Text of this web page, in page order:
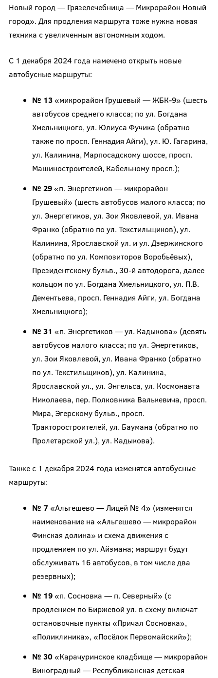
Новый город — Грязелечебница — Микрорайон Новый
город». Для продления маршрута тоже нужна новая
техника с увеличенным автономным ходом.
С 1 декабря 2024 года намечено открыть новые
автобусные маршруты:
№ 13«микрорайон Грушевый — ЖБК-9» (шесть
автобусов среднего класса; по ул. Богдана
Хмельницкого, ул. Юлиуса Фучика (обратно
также по просп. Геннадия Айги), ул. Ю. Гагарина,
ул. Калинина, Марпосадскому шоссе, просп.
Машиностроителей, Кабельному просп.);
№ 29«п. Энергетиков — микрорайон
Грушевый» (шесть автобусов малого класса; по
ул. Энергетиков, ул. Зои Яковлевой, ул. Ивана
Франко (обратно по ул. Текстильщиков), ул.
Калинина, Ярославской ул. и ул. Дзержинского
(обратно по ул. Композиторов Воробьёвых),
Президентскому бульв., 30-й автодорога, далее
кольцом по ул. Богдана Хмельницкого, ул. П.В.
Дементьева, просп. Геннадия Айги, ул. Богдана
Хмельницкого);
№ 31 «п. Энергетиков — ул. Кадыкова» (девять
автобусов малого класса; по ул. Энергетиков,
ул. Зои Яковлевой, ул. Ивана Франко (обратно
по ул. Текстильщиков), ул. Калинина,
Ярославской ул., ул. Энгельса, ул. Космонавта
Николаева, пер. Полковника Валькевича, просп.
Мира, Эгерскому бульв., просп.
Тракторостроителей, ул. Баумана (обратно по
Пролетарской ул.), ул. Кадыкова).
Также с 1 декабря 2024 года изменятся автобусные
маршруты:
№ 7 «Альгешево — Лицей № 4» (изменятся
наименование на «Альгешево — микрорайон
Финская долина» и схема движения с
продлением по ул. Айзмана; маршрут будут
обслуживать 16 автобусов, в том числе два
резервных);
№ 19«п. Сосновка — п. Северный» (с
продлением по Биржевой ул. в схему включат
остановочные пункты «Причал Сосновка»,
«Поликлиника», «Посёлок Первомайский»);
№ 30«Карачуринское кладбище — микрорайон
Виноградный — Республиканская детская